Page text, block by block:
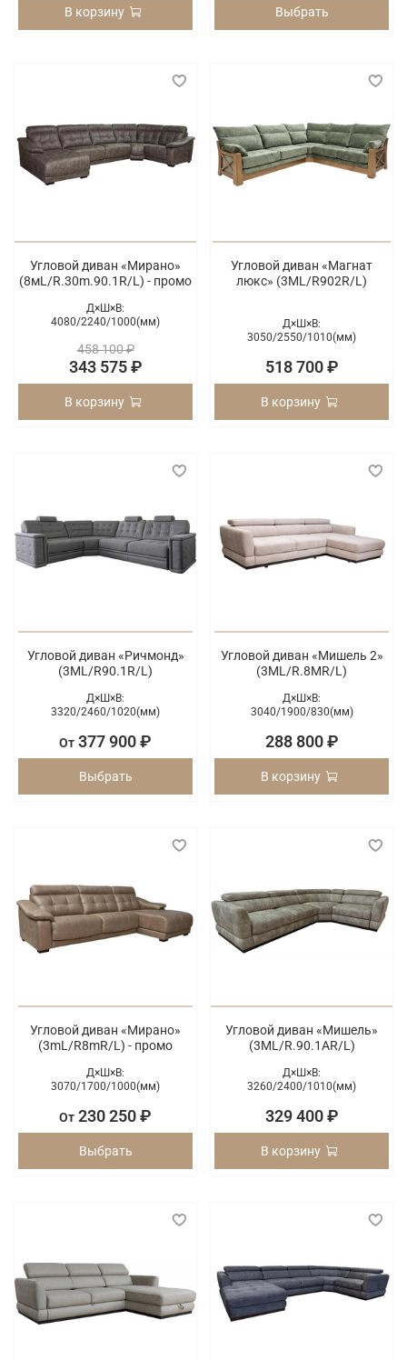
В корзину Выбрать
Угловой диван «Мирано»
(8мL/R.30m.90.1R/L) - промо
Д×Ш×В:
4080/2240/1000(мм)
458 100 ₽
343 575 ₽
В корзину
Угловой диван «Магнат
люкс» (3ML/R902R/L)
Д×Ш×В:
3050/2550/1010(мм)
518 700 ₽
В корзину
Угловой диван «Ричмонд»
(3ML/R90.1R/L)
Д×Ш×В:
3320/2460/1020(мм)
От 377 900 ₽
Выбрать
Угловой диван «Мишель 2»
(3ML/R.8MR/L)
Д×Ш×В:
3040/1900/830(мм)
288 800 ₽
В корзину
Угловой диван «Мирано»
(3mL/R8mR/L) - промо
Д×Ш×В:
3070/1700/1000(мм)
От 230 250 ₽
Выбрать
Угловой диван «Мишель»
(3ML/R.90.1АR/L)
Д×Ш×В:
3260/2400/1010(мм)
329 400 ₽
В корзину